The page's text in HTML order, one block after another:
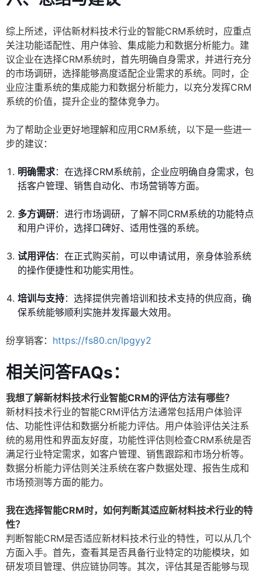
综上所述，评估新材料技术行业的智能CRM系统时，应重点
关注功能适配性、用户体验、集成能力和数据分析能力。建
议企业在选择CRM系统时，首先明确自身需求，并进行充分
的市场调研，选择能够高度适配企业需求的系统。同时，企
业应注重系统的集成能力和数据分析能力，以充分发挥CRM
系统的价值，提升企业的整体竞争力。
为了帮助企业更好地理解和应用CRM系统，以下是一些进一
步的建议：
明确需求：在选择CRM系统前，企业应明确自身需求，包
括客户管理、销售自动化、市场营销等方面。
多方调研：进行市场调研，了解不同CRM系统的功能特点
和用户评价，选择口碑好、适用性强的系统。
试用评估：在正式购买前，可以申请试用，亲身体验系统
的操作便捷性和功能实用性。
培训与支持：选择提供完善培训和技术支持的供应商，确
保系统能够顺利实施并发挥最大效用。
纷享销客： https://fs80.cn/lpgyy2
相关问答FAQs：
我想了解新材料技术行业智能CRM的评估方法有哪些？
新材料技术行业的智能CRM评估方法通常包括用户体验评
估、功能性评估和数据分析能力评估。用户体验评估关注系
统的易用性和界面友好度，功能性评估则检查CRM系统是否
满足行业特定需求，如客户管理、销售跟踪和市场分析等。
数据分析能力评估则关注系统在客户数据处理、报告生成和
市场预测等方面的能力。
我在选择智能CRM时，如何判断其适应新材料技术行业的特
性？
判断智能CRM是否适应新材料技术行业的特性，可以从几个
方面入手。首先，查看其是否具备行业特定的功能模块，如
研发项目管理、供应链协同等。其次，评估其是否能够与现